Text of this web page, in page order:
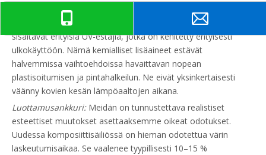
Komposiittiistutuskoneilla on uskomattoman laaja
käyttölämpötila-alue. Korkealaatuiset polymeeriseokset
sisältävät erityisiä UV-estäjiä, jotka on kehitetty erityisesti
ulkokäyttöön. Nämä kemialliset lisäaineet estävät
halvemmissa vaihtoehdoissa havaittavan nopean
plastisoitumisen ja pintahalkeilun. Ne eivät yksinkertaisesti
väänny kovien kesän lämpöaaltojen aikana.
Luottamusankkuri: Meidän on tunnustettava realistiset
esteettiset muutokset asettaaksemme oikeat odotukset.
Uudessa komposiittisäiliössä on hieman odotettua värin
laskeutumisaikaa. Se vaalenee tyypillisesti 10–15 %